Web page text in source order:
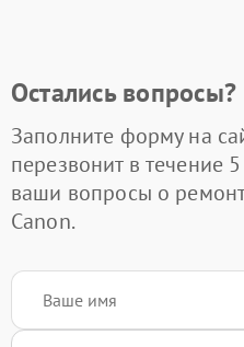
Остались вопросы?
Заполните форму на
перезвонит в течение
ваши вопросы о
Canon.